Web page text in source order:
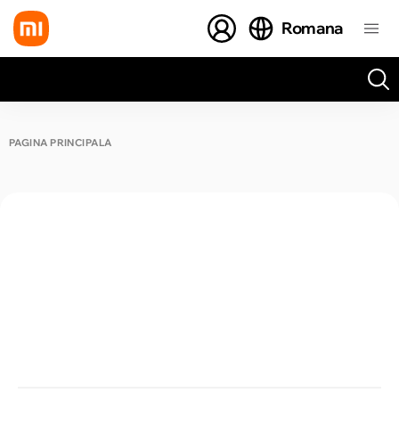
Romana
PAGINA PRINCIPALĂ